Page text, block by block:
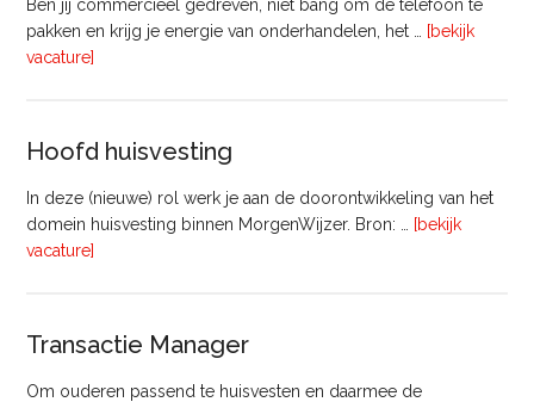
Ben jij commercieel gedreven, niet bang om de telefoon te
pakken en krijg je energie van onderhandelen, het …
[bekijk
vacature]
Hoofd huisvesting
In deze (nieuwe) rol werk je aan de doorontwikkeling van het
domein huisvesting binnen MorgenWijzer. Bron: …
[bekijk
vacature]
Transactie Manager
Om ouderen passend te huisvesten en daarmee de